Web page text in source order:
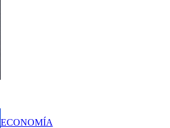
ECONOMÍA